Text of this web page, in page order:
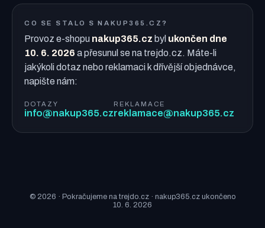
CO SE STALO S NAKUP365.CZ?
Provoz e-shopu nakup365.cz byl ukončen dne
10. 6. 2026 a přesunul se na trejdo.cz. Máte-li
jakýkoli dotaz nebo reklamaci k dřívější objednávce,
napište nám:
DOTAZY
info@nakup365.cz
REKLAMACE
reklamace@nakup365.cz
© 2026 · Pokračujeme na trejdo.cz · nakup365.cz ukončeno
10. 6. 2026